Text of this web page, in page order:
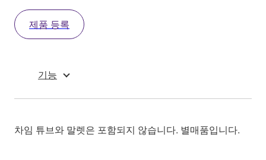
제품 등록
기능
차임 튜브와 말렛은 포함되지 않습니다. 별매품입니다.